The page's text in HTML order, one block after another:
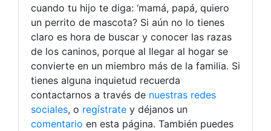
cuando tu hijo te diga: ‘mamá, papá, quiero
un perrito de mascota? Si aún no lo tienes
claro es hora de buscar y conocer las razas
de los caninos, porque al llegar al hogar se
convierte en un miembro más de la familia. Si
tienes alguna inquietud recuerda
contactarnos a través de nuestras redes
sociales, o regístrate y déjanos un
comentario en esta página. También puedes